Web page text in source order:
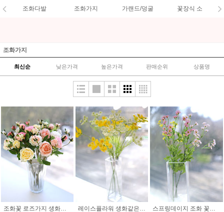
조화다발 조화가지 가랜드/덩굴 꽃장식 소
조화가지
최신순 낮은가격 높은가격 판매순위 상품명
조화꽃 로즈가지 생화같은 플라워 인테리어소품 인조장식
레이스플라워 생화같은 조화꽃 아미초 인테리어장식
스프링데이지 조화 꽃가지 생화같은 인조장식